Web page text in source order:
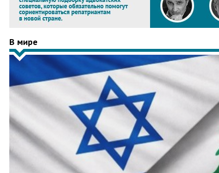
В мире